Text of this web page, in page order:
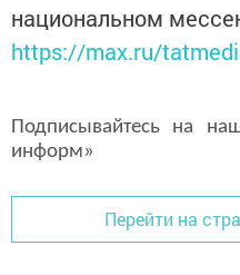
национальном
https://max.ru/
Подписывайтесь на
информ»
Перейти на